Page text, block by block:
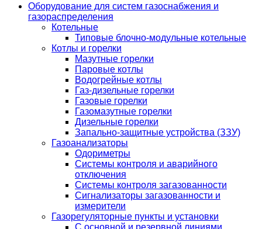
Оборудование для систем газоснабжения и
газораспределения
Котельные
Типовые блочно-модульные котельные
Котлы и горелки
Мазутные горелки
Паровые котлы
Водогрейные котлы
Газ-дизельные горелки
Газовые горелки
Газомазутные горелки
Дизельные горелки
Запально-защитные устройства (ЗЗУ)
Газоанализаторы
Одориметры
Системы контроля и аварийного
отключения
Системы контроля загазованности
Сигнализаторы загазованности и
измерители
Газорегуляторные пункты и установки
С основной и резервной линиями